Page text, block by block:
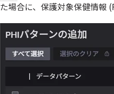
た場合に、保護対象保健情報